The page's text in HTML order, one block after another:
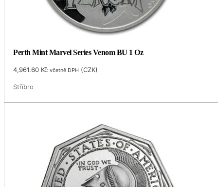
Perth Mint Marvel Series Venom BU 1 Oz
4,961.60 Kč včetně DPH (CZK)
Stříbro